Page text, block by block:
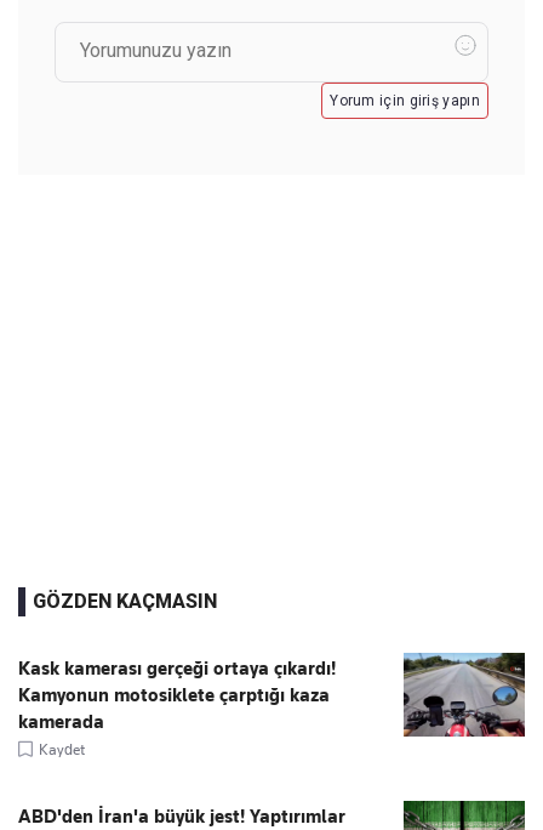
Yorum için giriş yapın
GÖZDEN KAÇMASIN
Kask kamerası gerçeği ortaya çıkardı!
Kamyonun motosiklete çarptığı kaza
kamerada
Kaydet
ABD'den İran'a büyük jest! Yaptırımlar